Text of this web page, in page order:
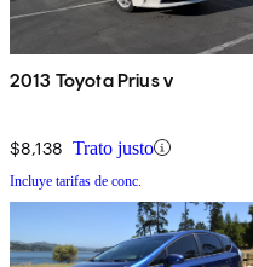
2013 Toyota Prius v
$8,138 Trato justo
Incluye tarifas de conc.